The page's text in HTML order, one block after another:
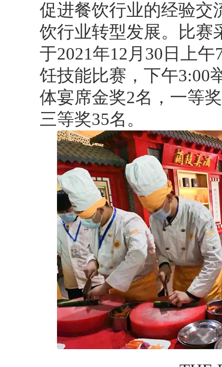
促进餐饮行业的经验交
饮行业转型发展。比赛
于2021年12月30日上
饪技能比赛，下午3:00
体宴席金奖2名，一等
三等奖35名。